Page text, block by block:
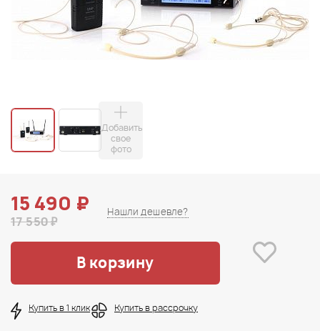
Добавить
свое
фото
15 490 ₽
17 550 ₽
Нашли дешевле?
В корзину
Купить в 1 клик Купить в рассрочку